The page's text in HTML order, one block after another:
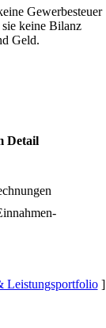
Gewerbesteuer
sie keine Bilanz
Geld.
Detail
Leistungsportfolio]